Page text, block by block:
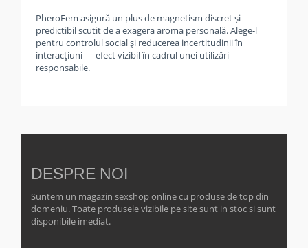
PheroFem asigură un plus de magnetism discret și
predictibil scutit de a exagera aroma personală. Alege-l
pentru controlul social și reducerea incertitudinii în
interacțiuni — efect vizibil în cadrul unei utilizări
responsabile.
DESPRE NOI
Suntem un magazin sexshop online cu produse de top din
domeniu. Toate produsele vizibile pe site sunt in stoc si sunt
disponibile imediat.